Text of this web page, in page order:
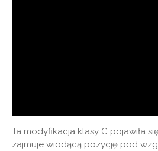
Ta modyfikacja klasy C pojawiła
zajmuje wiodącą pozycję pod